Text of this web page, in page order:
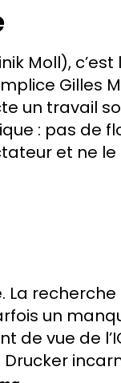
Moll),
Gilles
un travail
: pas de
et ne
La
un
de vue de